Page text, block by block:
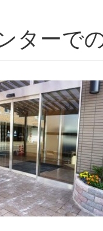
ターで